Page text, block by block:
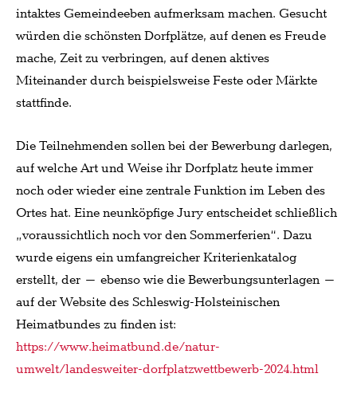
intaktes Gemeindeeben aufmerksam machen. Gesucht
würden die schönsten Dorfplätze, auf denen es Freude
mache, Zeit zu verbringen, auf denen aktives
Miteinander durch beispielsweise Feste oder Märkte
stattfinde.
Die Teilnehmenden sollen bei der Bewerbung darlegen,
auf welche Art und Weise ihr Dorfplatz heute immer
noch oder wieder eine zentrale Funktion im Leben des
Ortes hat. Eine neunköpfige Jury entscheidet schließlich
„voraussichtlich noch vor den Sommerferien“. Dazu
wurde eigens ein umfangreicher Kriterienkatalog
erstellt, der – ebenso wie die Bewerbungsunterlagen –
auf der Website des Schleswig-Holsteinischen
Heimatbundes zu finden ist:
https://www.heimatbund.de/natur-
umwelt/landesweiter-dorfplatzwettbewerb-2024.html